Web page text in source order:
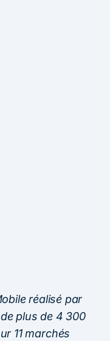
réalisé par
plus de 4 300
11 marchés